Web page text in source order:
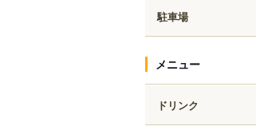
駐車場
メニュー
ドリンク